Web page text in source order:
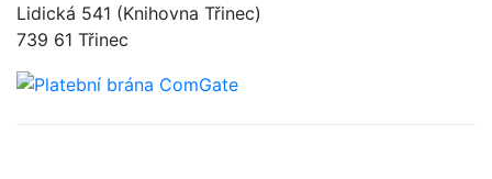
Lidická 541 (Knihovna Třinec)
739 61 Třinec